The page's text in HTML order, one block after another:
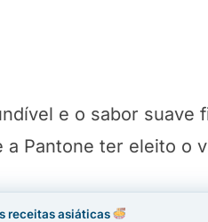
e o sabor suave
Pantone ter eleito o
receitas asiáticas